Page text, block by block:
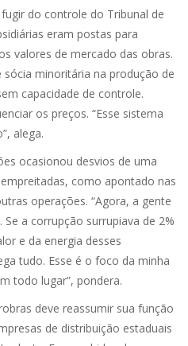
do controle do Tribunal de
eram postas para
valores de mercado das obras.
sócia minoritária na produção de
capacidade de controle.
os preços. “Esse sistema
alega.
ocasionou desvios de uma
como apontado nas
operações. “Agora, a gente
a corrupção surrupiava de 2%
e da energia desses
tudo. Esse é o foco da minha
todo lugar”, pondera.
deve reassumir sua função
de distribuição estaduais